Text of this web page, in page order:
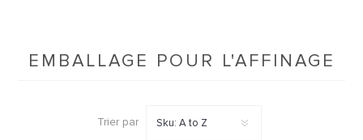
EMBALLAGE POUR L'AFFINAGE
Trier par